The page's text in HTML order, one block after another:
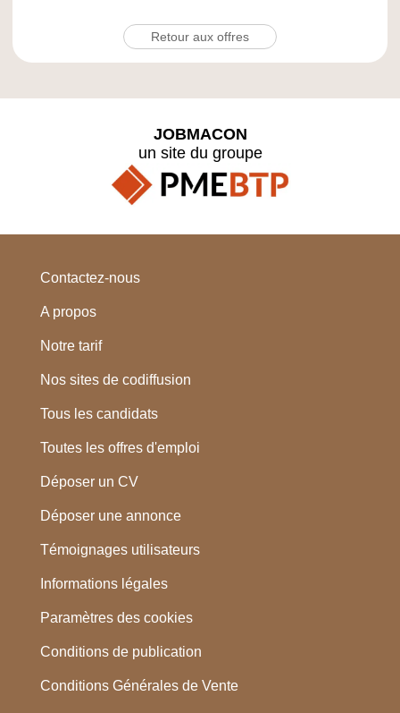
Retour aux offres
JOBMACON
un site du groupe
Contactez-nous
A propos
Notre tarif
Nos sites de codiffusion
Tous les candidats
Toutes les offres d'emploi
Déposer un CV
Déposer une annonce
Témoignages utilisateurs
Informations légales
Paramètres des cookies
Conditions de publication
Conditions Générales de Vente